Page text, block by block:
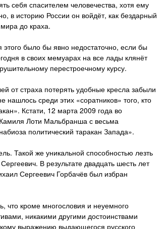
себя спасителем человечества, хотя ему
в историю России он войдёт, как бездарный
до краха.
было бы явно недостаточно, если бы
в своих мемуарах на все лады клянёт
перестроечному курсу.
от страха потерять удобные кресла забыли
нашлось среди этих «соратников» того, кто
Кстати, 12 марта 2009 года во
Лоти Мальбранша с весьма
политический таракан Запада».
Такой же уникальной способностью лезть
В результате двадцать шесть лет
Сергеевич Горбачёв был избран
что кроме многословия и неуемного
никакими другими достоинствами
выражению выдающегося русского